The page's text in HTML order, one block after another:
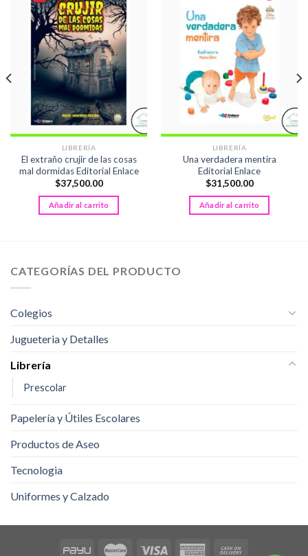
LIBRERÍA
El extraño crujir de las cosas
mal dormidas Editorial Enlace
$37,500.00
Añadir al carrito
LIBRERÍA
Una verdadera mentira
Editorial Enlace
$31,500.00
Añadir al carrito
CATEGORÍAS DEL PRODUCTO
Colegios
Jugueteria y Detalles
Librería
Prescolar
Papelería y Útiles Escolares
Productos de Aseo
Tecnologia
Uniformes y Calzado